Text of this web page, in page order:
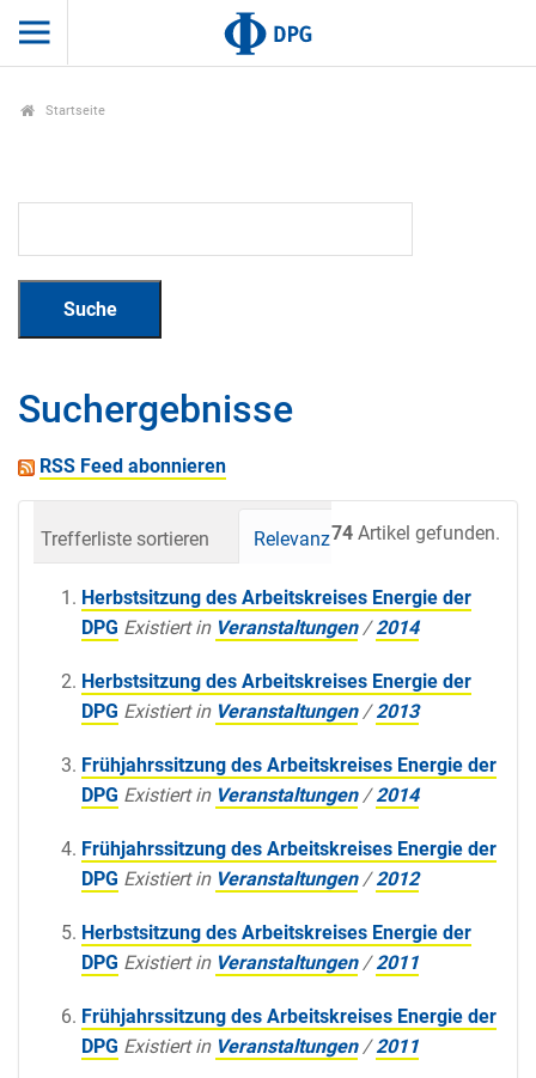
Startseite
Suchergebnisse
RSS Feed abonnieren
74 Artikel gefunden.
Trefferliste sortieren Relevanz Datum
Herbstsitzung des Arbeitskreises Energie der
DPG Existiert in Veranstaltungen /2014
Herbstsitzung des Arbeitskreises Energie der
DPG Existiert in Veranstaltungen /2013
Frühjahrssitzung des Arbeitskreises Energie der
DPG Existiert in Veranstaltungen /2014
Frühjahrssitzung des Arbeitskreises Energie der
DPG Existiert in Veranstaltungen /2012
Herbstsitzung des Arbeitskreises Energie der
DPG Existiert in Veranstaltungen /2011
Frühjahrssitzung des Arbeitskreises Energie der
DPG Existiert in Veranstaltungen /2011